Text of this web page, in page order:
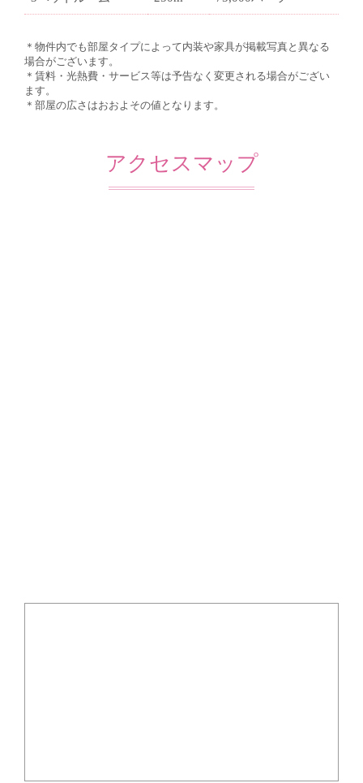
＊物件内でも部屋タイプによって内装や家具が掲載写真と異なる
場合がございます。
＊賃料・光熱費・サービス等は予告なく変更される場合がござい
ます。
＊部屋の広さはおおよその値となります。
アクセスマップ